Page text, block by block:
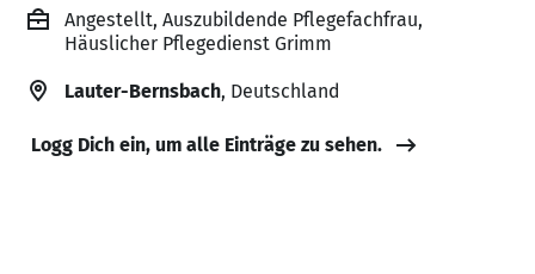
Angestellt, Auszubildende Pflegefachfrau,
Häuslicher Pflegedienst Grimm
Lauter-Bernsbach, Deutschland
Logg Dich ein, um alle Einträge zu sehen.